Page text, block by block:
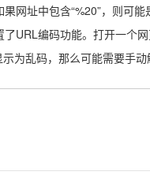
址中包含“%20”，则可能
URL编码功能。打开一个
为乱码，那么可能需要手动